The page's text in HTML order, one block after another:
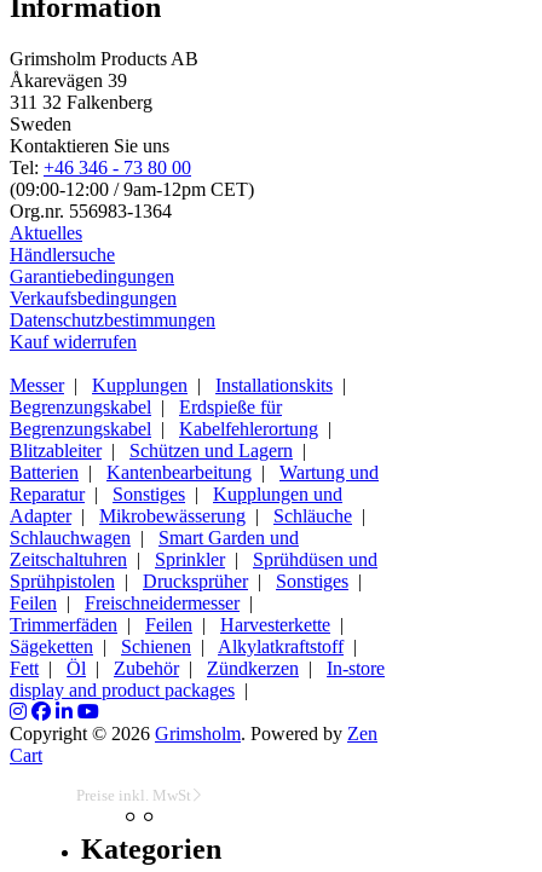
Information
Grimsholm Products AB
Åkarevägen 39
311 32 Falkenberg
Sweden
Kontaktieren Sie uns
Tel: +46 346 - 73 80 00
(09:00-12:00 / 9am-12pm CET)
Org.nr. 556983-1364
Aktuelles
Händlersuche
Garantiebedingungen
Verkaufsbedingungen
Datenschutzbestimmungen
Kauf widerrufen
Messer| Kupplungen | Installationskits |
Begrenzungskabel | Erdspieße für
Begrenzungskabel | Kabelfehlerortung |
Blitzableiter| Schützen und Lagern |
Batterien | Kantenbearbeitung | Wartung und
Reparatur| Sonstiges | Kupplungen und
Adapter| Mikrobewässerung | Schläuche |
Schlauchwagen | Smart Garden und
Zeitschaltuhren | Sprinkler| Sprühdüsen und
Sprühpistolen | Drucksprüher| Sonstiges |
Feilen | Freischneidermesser|
Trimmerfäden | Feilen | Harvesterkette |
Sägeketten | Schienen | Alkylatkraftstoff|
Fett | Öl | Zubehör| Zündkerzen | In-store
display and product packages |
Copyright © 2026 Grimsholm. Powered by Zen
Cart
Preise inkl. MwSt
Kategorien